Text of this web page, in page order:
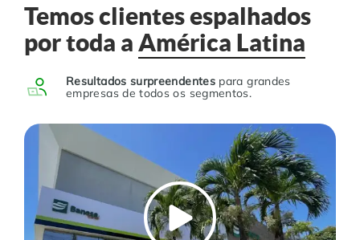
Temos clientes espalhados
por toda a América Latina
Resultados surpreendentes para grandes
empresas de todos os segmentos.